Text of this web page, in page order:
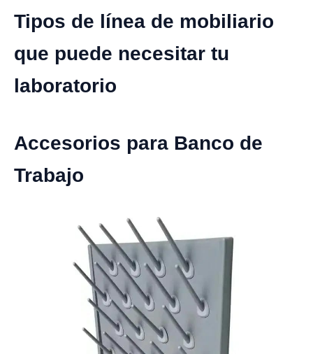
Tipos de línea de mobiliario
que puede necesitar tu
laboratorio
Accesorios para Banco de
Trabajo